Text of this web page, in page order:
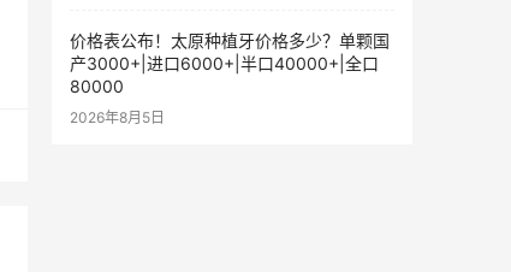
价格表公布！太原种植牙价格多少？单颗国
产3000+|进口6000+|半口40000+|全口
80000
2026年8月5日